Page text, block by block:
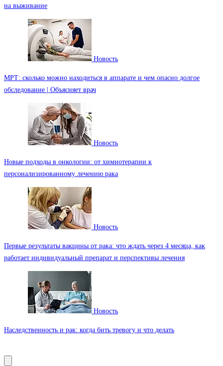
на выживание
Новость
МРТ: сколько можно находиться в аппарате и чем опасно долгое
обследование | Объясняет врач
Новость
Новые подходы в онкологии: от химиотерапии к
персонализированному лечению рака
Новость
Первые результаты вакцины от рака: что ждать через 4 месяца, как
работает индивидуальный препарат и перспективы лечения
Новость
Наследственность и рак: когда бить тревогу и что делать